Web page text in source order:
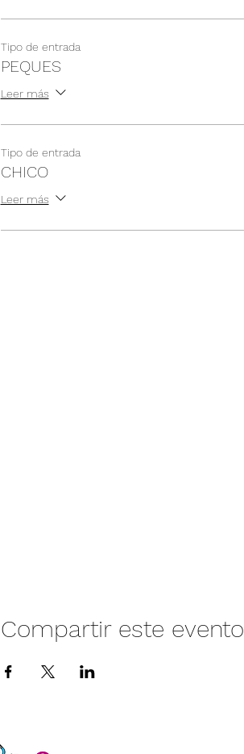
Tipo de entrada
PEQUES
Leer más
Tipo de entrada
CHICO
Leer más
Compartir este evento